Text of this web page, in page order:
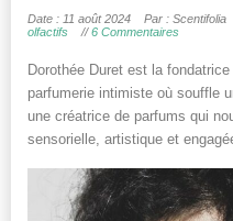
Date : 11 août 2024 Par : Scentifolia
olfactifs
//6 Commentaires
Dorothée Duret est la
parfumerie intimiste où souffle
une créatrice de parfums qui
sensorielle, artistique et